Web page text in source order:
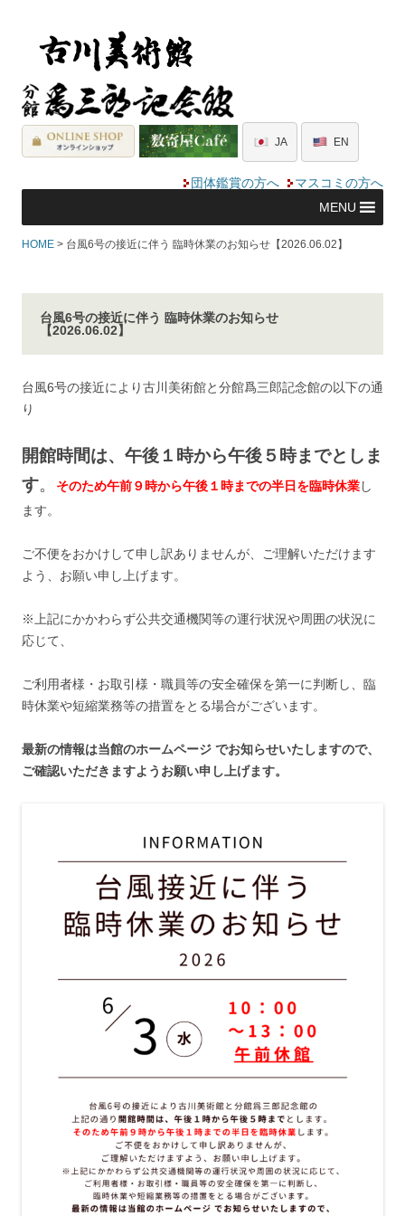
JA EN
団体鑑賞の方へ
マスコミの方へ
MENU
HOME > 台風6号の接近に伴う 臨時休業のお知らせ【2026.06.02】
台風6号の接近に伴う 臨時休業のお知らせ
【2026.06.02】
台風6号の接近により古川美術館と分館爲三郎記念館の以下の通
り
開館時間は、午後１時から午後５時までとしま
す。 そのため午前９時から午後１時までの半日を臨時休業し
ます。
ご不便をおかけして申し訳ありませんが、
ご理解いただけます
よう、お願い申し上げます。
※上記にかかわらず公共交通機関等の運行状況や周囲の状況に
応じて、
ご利用者様・お取引様・職員等の安全確保を第一に判断し、 臨
時休業や短縮業務等の措置をとる場合がございます。
最新の情報は当館のホームページ でお知らせいたしますので、
ご確認いただきますようお願い申し上げます。